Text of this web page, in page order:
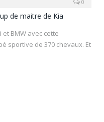
0
de maitre de Kia
BMW avec cette
sportive de 370 chevaux. Et